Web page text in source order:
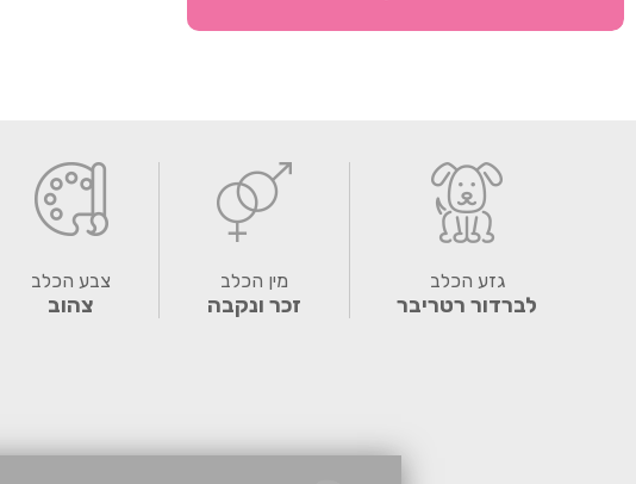
גזע הכלב
לברדור רטריבר
מין הכלב
זכר ונקבה
צבע הכלב
צהוב